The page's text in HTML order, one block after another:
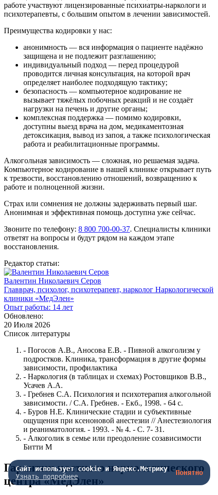
работе участвуют лицензированные психиатры-наркологи и
психотерапевты, с большим опытом в лечении зависимостей.
Преимущества кодировки у нас:
анонимность — вся информация о пациенте надёжно
защищена и не подлежит разглашению;
индивидуальный подход — перед процедурой
проводится личная консультация, на которой врач
определяет наиболее подходящую тактику;
безопасность — компьютерное кодирование не
вызывает тяжёлых побочных реакций и не создаёт
нагрузки на печень и другие органы;
комплексная поддержка — помимо кодировки,
доступны выезд врача на дом, медикаментозная
детоксикация, вывод из запоя, а также психологическая
работа и реабилитационные программы.
Алкогольная зависимость — сложная, но решаемая задача.
Компьютерное кодирование в нашей клинике открывает путь
к трезвости, восстановлению отношений, возвращению к
работе и полноценной жизни.
Страх или сомнения не должны задерживать первый шаг.
Анонимная и эффективная помощь доступна уже сейчас.
Звоните по телефону: 8 800 700-00-37. Специалисты клиники
ответят на вопросы и будут рядом на каждом этапе
восстановления.
Редактор статьи:
Валентин Николаевич Серов
Главврач, психолог, психотерапевт, нарколог Наркологической
клиники «МедЭлен»
Опыт работы: 14 лет
Обновлено:
20 Июля 2026
Список литературы
- Погосов А.В., Аносова Е.В. - Пивной алкоголизм у
подростков. Клиника, трансформация в другие формы
зависимости, профилактика
- Наркология (в таблицах и схемах) Ростовщиков В.В.,
Усачев А.А.
- Гребнев С.А. Психология и психотерапия алкогольной
зависимости. / С.А. Гребнев. - Екб., 1998. - 64 с.
- Буров Н.Е. Клинические стадии и субъективные
ощущения при ксеноновой анестезии // Анестезиология
и реаниматология. - 1993. - № 4. - С. 7- 31.
- Алкоголик в семье или преодоление созависимости
Битти М
Гарантии частного наркологического
центра «МедЭлен»
Сайт использует cookie и Яндекс.Метрику
Узнать подробнее
Понятно